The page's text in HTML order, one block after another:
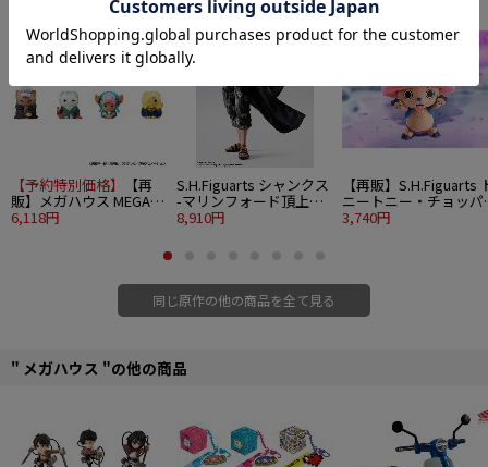
■全6種（内シークレット1種）
■サイズ：約60mm
【予約特別価格】 【再
販】メガハウス MEGA
CAT PROJECT ワンピー
6,118円
S.H.Figuarts シャンクス
-マリンフォード頂上決
戦-
8,910円
【再販】S.H.Figuarts
ニートニー・チョッパ
-ドラム島-
3,740円
同じ原作の他の商品を全て見る
" メガハウス "の他の商品